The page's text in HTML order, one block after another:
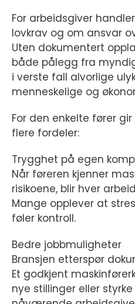
For arbeidsgiver
lovkrav og om ansvar
Uten dokumentert
både pålegg fra
i verste fall alvorlige
menneskelige og
For den enkelte fører
flere fordeler:
Trygghet på egen
Når føreren kjenner
risikoene, blir hver
Mange opplever at
føler kontroll.
Bedre jobbmuligheter
Bransjen etterspør
Et godkjent
nye stillinger eller